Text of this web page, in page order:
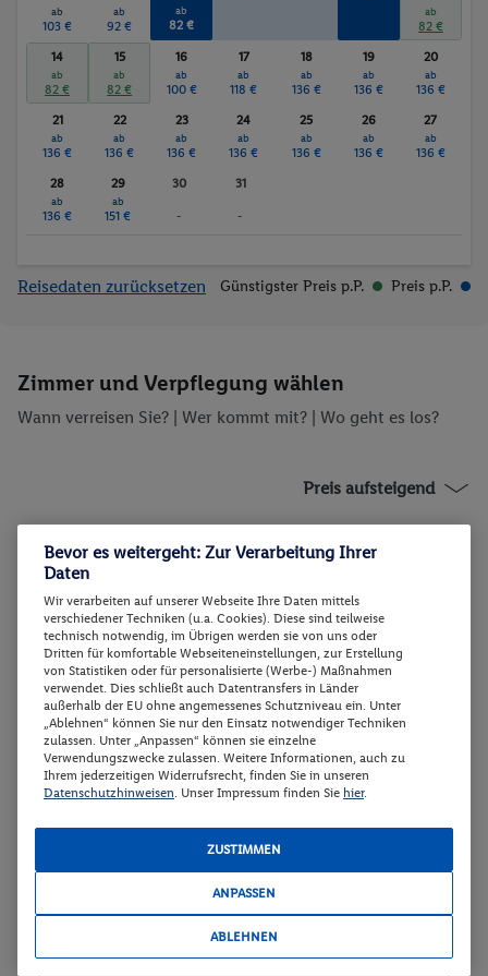
ab
103 €
ab
92 €
ab
82 €
ab
82 €
14
ab
82 €
15
ab
82 €
16
ab
100 €
17
ab
118 €
18
ab
136 €
19
ab
136 €
20
ab
136 €
21
ab
136 €
22
ab
136 €
23
ab
136 €
24
ab
136 €
25
ab
136 €
26
ab
136 €
27
ab
136 €
28
ab
136 €
29
ab
151 €
30
-
31
-
Reisedaten zurücksetzen Günstigster Preis p.P. Preis p.P.
Zimmer und Verpflegung wählen
Wann verreisen Sie? | Wer kommt mit? | Wo geht es los?
Preis aufsteigend
1 SCHLAFZIMMER APARTMENT MIT
BALKON
Zimmerdetails
Buchen
1 SCHLAFZIMMER APARTMENT MIT
BALKON
09.12. - 12.12.2026
p.P.
Weitere Informationen des
Bevor es weitergeht: Zur Verarbeitung Ihrer
Daten
Wir verarbeiten auf unserer Webseite Ihre Daten mittels
verschiedener Techniken (u.a. Cookies). Diese sind teilweise
technisch notwendig, im Übrigen werden sie von uns oder
Dritten für komfortable Webseiteneinstellungen, zur Erstellung
von Statistiken oder für personalisierte (Werbe-) Maßnahmen
verwendet. Dies schließt auch Datentransfers in Länder
außerhalb der EU ohne angemessenes Schutzniveau ein. Unter
„Ablehnen“ können Sie nur den Einsatz notwendiger Techniken
zulassen. Unter „Anpassen“ können sie einzelne
Verwendungszwecke zulassen. Weitere Informationen, auch zu
Ihrem jederzeitigen Widerrufsrecht, finden Sie in unseren
Datenschutzhinweisen. Unser Impressum finden Sie hier.
ZUSTIMMEN
ANPASSEN
ABLEHNEN